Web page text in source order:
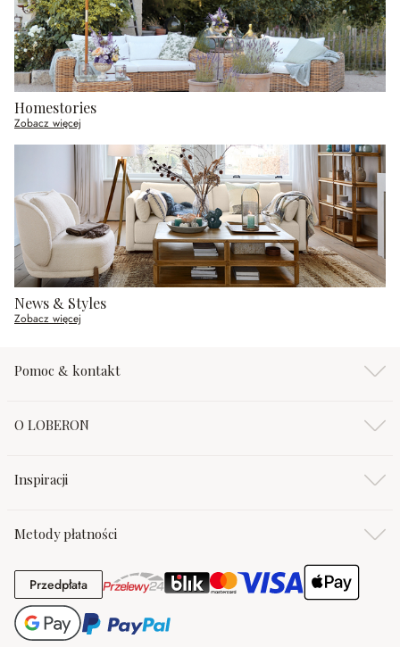
Homestories
Zobacz więcej
News & Styles
Zobacz więcej
Pomoc & kontakt
O LOBERON
Inspiracji
Metody płatności
PrzedpłataPrzedpłata